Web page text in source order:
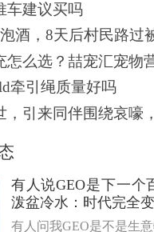
车建议买吗
酒，8天后村民路过
牵引绳质量好吗
有人说GEO是下一个
泼盆冷水：时代完全
有人问我GEO是不是生